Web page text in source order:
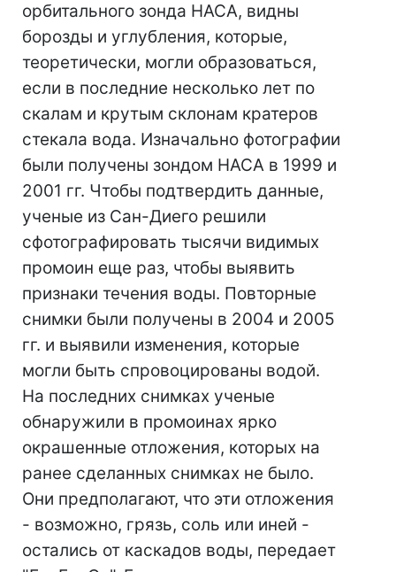
орбитального зонда НАСА, видны
борозды и углубления, которые,
теоретически, могли образоваться,
если в последние несколько лет по
скалам и крутым склонам кратеров
стекала вода. Изначально фотографии
были получены зондом НАСА в 1999 и
2001 гг. Чтобы подтвердить данные,
ученые из Сан-Диего решили
сфотографировать тысячи видимых
промоин еще раз, чтобы выявить
признаки течения воды. Повторные
снимки были получены в 2004 и 2005
гг. и выявили изменения, которые
могли быть спровоцированы водой.
На последних снимках ученые
обнаружили в промоинах ярко
окрашенные отложения, которых на
ранее сделанных снимках не было.
Они предполагают, что эти отложения
- возможно, грязь, соль или иней -
остались от каскадов воды, передает